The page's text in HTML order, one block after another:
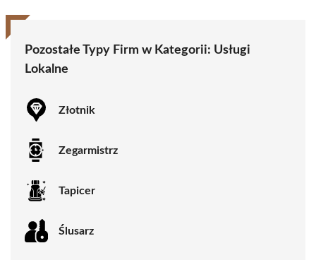
Pozostałe Typy Firm w Kategorii: Usługi
Lokalne
Złotnik
Zegarmistrz
Tapicer
Ślusarz